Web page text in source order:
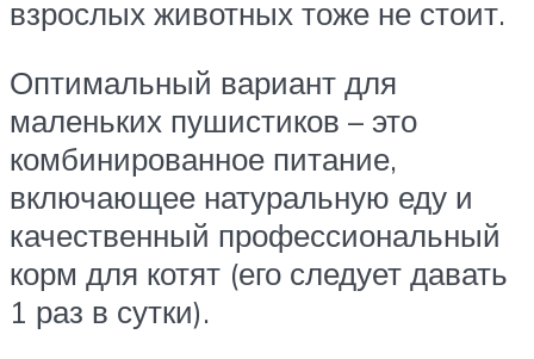
взрослых животных тоже не стоит.
Оптимальный вариант для
маленьких пушистиков – это
комбинированное питание,
включающее натуральную еду и
качественный профессиональный
корм для котят (его следует давать
1 раз в сутки).